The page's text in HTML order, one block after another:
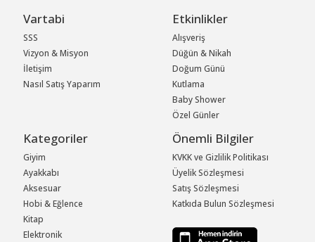
Vartabi
SSS
Vizyon & Misyon
İletişim
Nasıl Satış Yaparım
Etkinlikler
Alışveriş
Düğün & Nikah
Doğum Günü
Kutlama
Baby Shower
Özel Günler
Kategoriler
Giyim
Ayakkabı
Aksesuar
Hobi & Eğlence
Kitap
Elektronik
Önemli Bilgiler
KVKK ve Gizlilik Politikası
Üyelik Sözleşmesi
Satış Sözleşmesi
Katkıda Bulun Sözleşmesi